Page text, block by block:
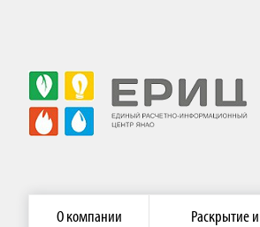
Главная страница АО «ЕРИЦ ЯНАО»
О компании Раскрытие